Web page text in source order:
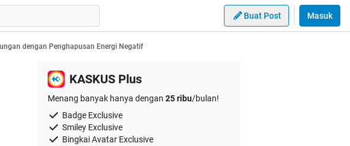
Buat Post Masuk
dengan Penghapusan Energi Negatif
KASKUS Plus
Menang banyak hanya dengan 25 ribu/bulan!
Badge Exclusive
Smiley Exclusive
Bingkai Avatar Exclusive